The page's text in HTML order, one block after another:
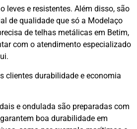
leves e resistentes. Além disso, são
de qualidade que só a Modelaço
de telhas metálicas em Betim,
com o atendimento especializado
clientes durabilidade e economia
e ondulada são preparadas com
boa durabilidade em